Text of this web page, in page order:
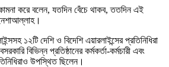
করে বলেন, যতদিন বেঁচে থাকব, ততদিন এই
১২টি দেশি ও বিদেশি এয়ারলাইন্সের প্রতিনিধিরা
বিভিন্ন প্রতিষ্ঠানের কর্মকর্তা-কর্মচারী এবং
উপস্থিত ছিলেন।